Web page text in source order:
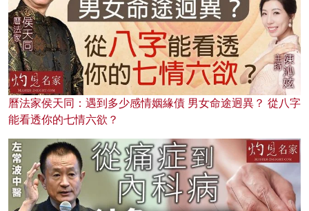
曆法家侯天同：遇到多少感情姻緣債 男女命途迥異？ 從八字
能看透你的七情六欲？